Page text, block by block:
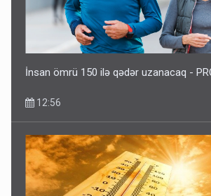
“Təlimdə idim, gəlib gördüm ki, evimi
İnsan ömrü 150 ilə qədər uzanacaq -
12:56